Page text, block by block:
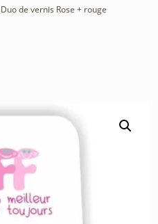
de vernis Rose + rouge